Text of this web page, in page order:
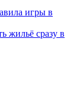
игры в
жильё сразу в